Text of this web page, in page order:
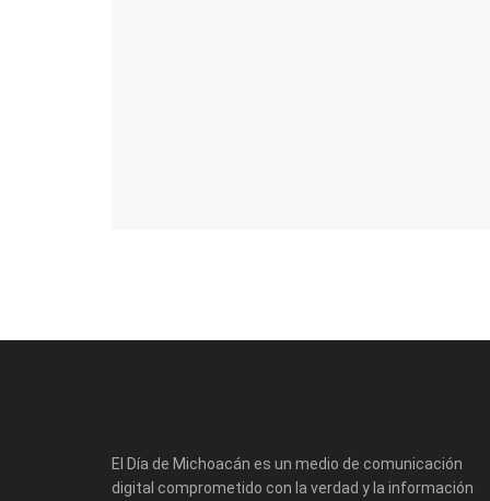
El Día de Michoacán es un medio de comunicación
digital comprometido con la verdad y la información